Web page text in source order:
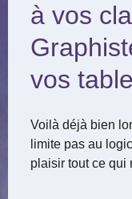
à vos
vos
Voilà déjà bien
limite pas au
plaisir tout ce qui